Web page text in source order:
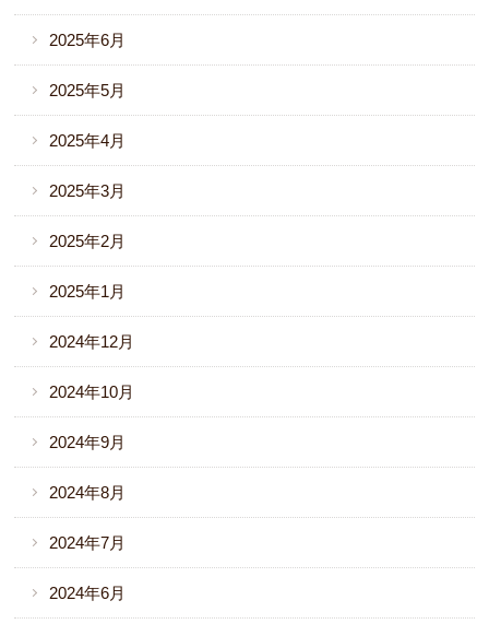
2025年6月
2025年5月
2025年4月
2025年3月
2025年2月
2025年1月
2024年12月
2024年10月
2024年9月
2024年8月
2024年7月
2024年6月